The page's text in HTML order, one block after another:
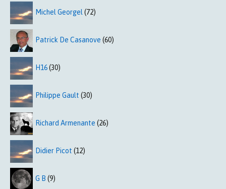
Michel Georgel (72)
Patrick De Casanove (60)
H16(30)
Philippe Gault (30)
Richard Armenante (26)
Didier Picot (12)
G B (9)